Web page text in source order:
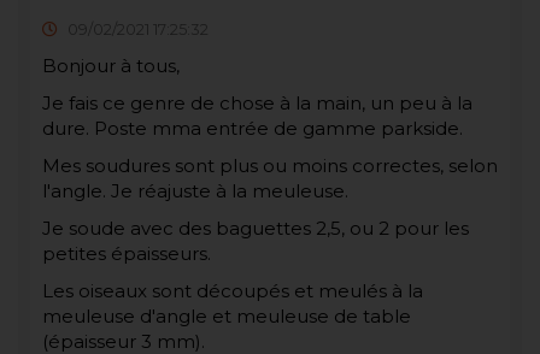
09/02/2021 17:25:32
Bonjour à tous,
Je fais ce genre de chose à la main, un peu à la
dure. Poste mma entrée de gamme parkside.
Mes soudures sont plus ou moins correctes, selon
l'angle. Je réajuste à la meuleuse.
Je soude avec des baguettes 2,5, ou 2 pour les
petites épaisseurs.
Les oiseaux sont découpés et meulés à la
meuleuse d'angle et meuleuse de table
(épaisseur 3 mm).